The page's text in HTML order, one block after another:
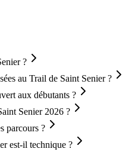
?
au Trail de Saint Senier ?
aux débutants ?
Senier 2026 ?
parcours ?
est-il technique ?